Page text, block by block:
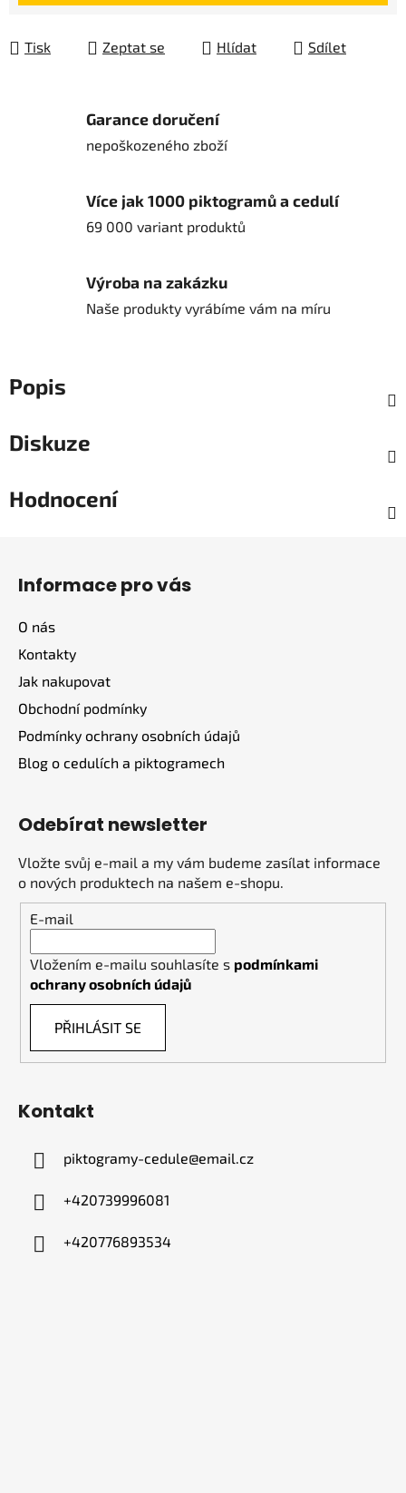
Tisk Zeptat se Hlídat Sdílet
Garance doručení
nepoškozeného zboží
Více jak 1000 piktogramů a cedulí
69 000 variant produktů
Výroba na zakázku
Naše produkty vyrábíme vám na míru
Popis
Diskuze
Hodnocení
Informace pro vás
O nás
Kontakty
Jak nakupovat
Obchodní podmínky
Podmínky ochrany osobních údajů
Blog o cedulích a piktogramech
Odebírat newsletter
Vložte svůj e-mail a my vám budeme zasílat informace
o nových produktech na našem e-shopu.
E-mail
Vložením e-mailu souhlasíte s podmínkami
ochrany osobních údajů
PŘIHLÁSIT SE
Kontakt
piktogramy-cedule@email.cz
+420739996081
+420776893534